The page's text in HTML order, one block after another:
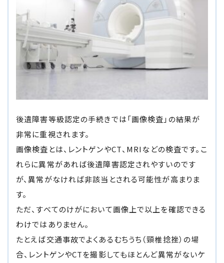
後遺障害等級認定の手続きでは「画像検査」の結果が
非常に重視されます。
画像検査とは、レントゲンやCT、MRIなどの検査です。こ
れらに異常があれば後遺障害認定されやすいのです
が、異常がなければ非該当とされる可能性が高まりま
す。
ただ、すべてのけがにおいて画像上で以上を確認できる
わけではありません。
たとえば交通事故でよくあるむちうち（頸椎捻挫）の場
合、レントゲンやCTを撮影してもほとんど異常がないケ